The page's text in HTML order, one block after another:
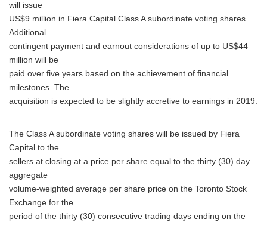
will issue
US$9 million in Fiera Capital Class A subordinate voting shares.
Additional
contingent payment and earnout considerations of up to US$44
million will be
paid over five years based on the achievement of financial
milestones. The
acquisition is expected to be slightly accretive to earnings in 2019.
The Class A subordinate voting shares will be issued by Fiera
Capital to the
sellers at closing at a price per share equal to the thirty (30) day
aggregate
volume-weighted average per share price on the Toronto Stock
Exchange for the
period of the thirty (30) consecutive trading days ending on the